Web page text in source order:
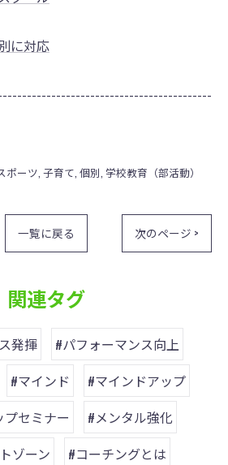
に対応
ポーツ 子育て 個別 学校教育（部活動）
一覧に戻る 次のページ >
関連タグ
発揮
#パフォーマンス向上
#マインド
#マインドアップ
セミナー
#メンタル強化
ゾーン
#コーチングとは